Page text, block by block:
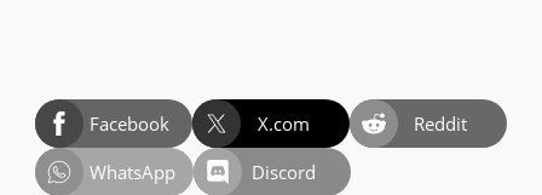
Facebook X.com
Reddit
WhatsApp
Discord